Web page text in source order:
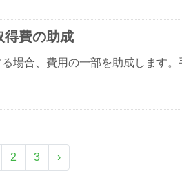
得費の助成
場合、費用の一部を助成します。
2 3 ›